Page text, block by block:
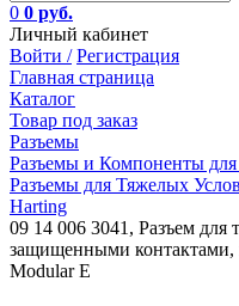
0 0 руб.
Личный кабинет
Войти / Регистрация
Главная страница
Каталог
Товар под заказ
Разъемы
Разъемы и Компоненты
Разъемы для Тяжелых
Harting
09 14 006 3041, Разъем для
защищенными контактами,
Modular E